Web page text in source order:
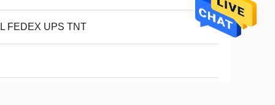
FEDEX UPS TNT